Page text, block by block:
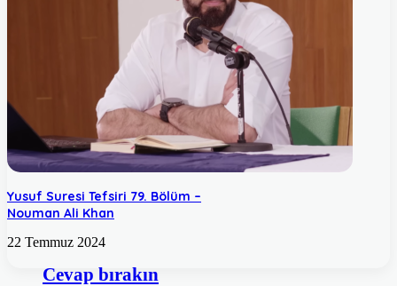
Yusuf Suresi Tefsiri 79. Bölüm –
Nouman Ali Khan
22 Temmuz 2024
Cevap bırakın